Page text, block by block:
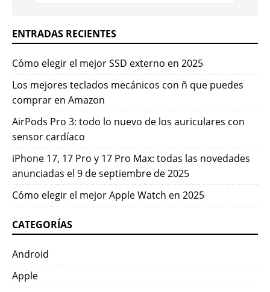
ENTRADAS RECIENTES
Cómo elegir el mejor SSD externo en 2025
Los mejores teclados mecánicos con ñ que puedes
comprar en Amazon
AirPods Pro 3: todo lo nuevo de los auriculares con
sensor cardíaco
iPhone 17, 17 Pro y 17 Pro Max: todas las novedades
anunciadas el 9 de septiembre de 2025
Cómo elegir el mejor Apple Watch en 2025
CATEGORÍAS
Android
Apple